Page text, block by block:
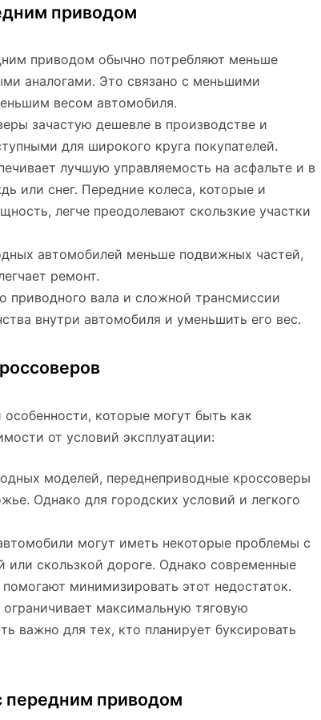
приводом
приводом обычно потребляют меньше
аналогами. Это связано с меньшими
весом автомобиля.
зачастую дешевле в производстве и
для широкого круга покупателей.
лучшую управляемость на асфальте и в
или снег. Передние колеса, которые и
легче преодолевают скользкие участки
автомобилей меньше подвижных частей,
ремонт.
приводного вала и сложной трансмиссии
внутри автомобиля и уменьшить его вес.
которые могут быть как
от условий эксплуатации:
моделей, переднеприводные кроссоверы
Однако для городских условий и легкого
могут иметь некоторые проблемы с
или скользкой дороге. Однако современные
минимизировать этот недостаток.
максимальную тяговую
важно для тех, кто планирует буксировать
передним приводом